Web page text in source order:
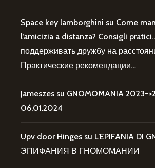
Space key lamborghini su Come
l’amicizia a distanza? Consigli
поддерживать дружбу на
Практические рекомендации…
Jameszes su GNOMOMANIA 2023-
06.01.2024
Upv door Hinges su L’EPIFANIA DI
ЭПИФАНИЯ В ГНОМОМАНИИ